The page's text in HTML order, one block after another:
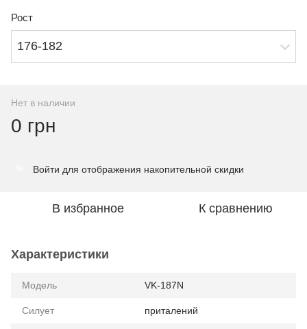
Рост
176-182
Нет в наличии
0 грн
Войти для отображения накопительной скидки
В избранное К сравнению
Характеристики
Модель VK-187N
Силует приталений